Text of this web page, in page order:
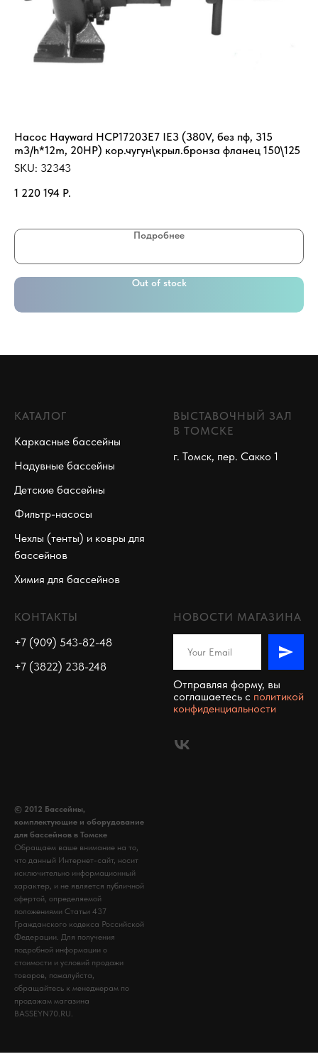
Насос Hayward HCP17203E7 IE3 (380V, без пф, 315
m3/h*12m, 20HP) кор.чугун\крыл.бронза фланец 150\125
SKU: 32343
1 220 194 Р.
Подробнее
Out of stock
КАТАЛОГ
Каркасные бассейны
Надувные бассейны
Детские бассейны
Фильтр-насосы
Чехлы (тенты) и ковры для
бассейнов
Химия для бассейнов
ВЫСТАВОЧНЫЙ ЗАЛ
В ТОМСКЕ
г. Томск, пер. Сакко 1
КОНТАКТЫ
+7 (909) 543-82-48
+7 (3822) 238-248
НОВОСТИ МАГАЗИНА
Отправляя форму, вы
соглашаетесь c политикой
конфиденциальности
© 2012 Бассейны,
комплектующие и оборудование
для бассейнов в Томске
Обращаем ваше внимание на то,
что данный Интернет-сайт, носит
исключительно информационный
характер, и не является публичной
офертой, определяемой
положениями Статьи 437
Гражданского кодекса Российской
Федерации. Для получения
подробной информации о
стоимости и условий продажи
товаров, пожалуйста,
обращайтесь к менеджерам по
продажам магазина
BASSEYN70.RU.